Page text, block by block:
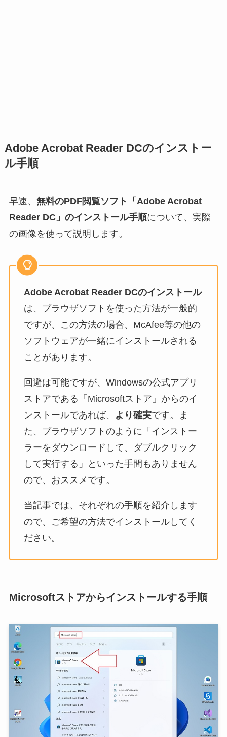
Adobe Acrobat Reader DCのインストー
ル手順
早速、 無料のPDF閲覧ソフト「Adobe Acrobat
Reader DC」のインストール手順について、実際
の画像を使って説明します。
Adobe Acrobat Reader DCのインストール
は、ブラウザソフトを使った方法が一般的
ですが、この方法の場合、McAfee等の他の
ソフトウェアが一緒にインストールされる
ことがあります。
回避は可能ですが、Windowsの公式アプリ
ストアである「Microsoftストア」からのイ
ンストールであれば、
より確実です。ま
た、ブラウザソフトのように「インストー
ラーをダウンロードして、ダブルクリック
して実行する」といった手間もありません
ので、おススメです。
当記事では、それぞれの手順を紹介します
ので、ご希望の方法でインストールしてく
ださい。
Microsoftストアからインストールする手順